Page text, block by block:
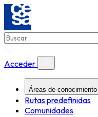
Acceder
Áreas de conocimiento
Rutas predefinidas
Comunidades